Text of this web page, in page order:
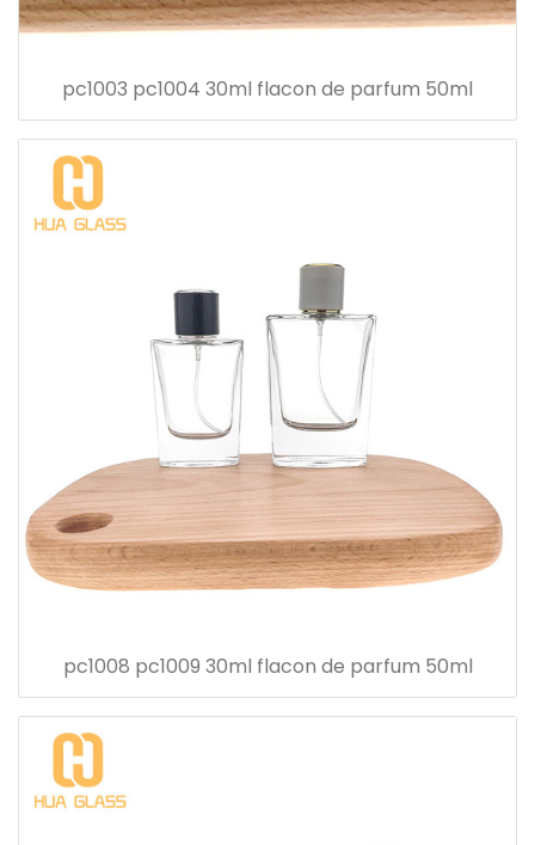
pc1003 pc1004 30ml flacon de parfum 50ml
pc1008 pc1009 30ml flacon de parfum 50ml